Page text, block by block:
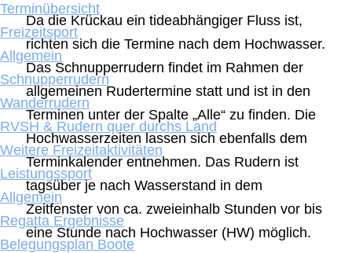
Terminübersicht
Freizeitsport
Allgemein
Schnupperrudern
Wanderrudern
RVSH & Rudern quer durchs Land
Weitere Freizeitaktivitäten
Leistungssport
Allgemein
Regatta Ergebnisse
Belegungsplan Boote
Da die Krückau ein tideabhängiger Fluss ist,
richten sich die Termine nach dem Hochwasser.
Das Schnupperrudern findet im Rahmen der
allgemeinen Rudertermine statt und ist in den
Terminen unter der Spalte „Alle“ zu finden. Die
Hochwasserzeiten lassen sich ebenfalls dem
Terminkalender entnehmen. Das Rudern ist
tagsüber je nach Wasserstand in dem
Zeitfenster von ca. zweieinhalb Stunden vor bis
eine Stunde nach Hochwasser (HW) möglich.